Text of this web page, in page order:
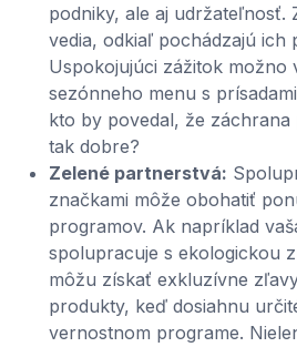
podniky, ale aj udržateľnosť.
vedia, odkiaľ pochádzajú ich
Uspokojujúci zážitok možno
sezónneho menu s
kto by povedal, že
tak dobre?
Zelené partnerstvá:
značkami môže obohatiť
programov. Ak napríklad
spolupracuje s ekologickou
môžu získať exkluzívne
produkty, keď dosiahnu
vernostnom programe.